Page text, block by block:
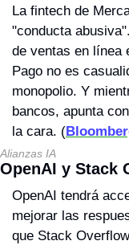
La fintech de
"conducta
de ventas en línea
Pago no es
monopolio. Y
bancos, apunta
la cara. (
Alianzas IA
OpenAI y Stack
OpenAI tendrá
mejorar las
que Stack